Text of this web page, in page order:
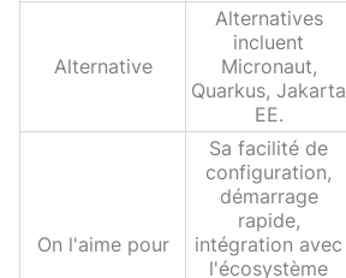
Alternative
Alternatives
incluent
Micronaut,
Quarkus, Jakarta
EE.
On l'aime pour
Sa facilité de
configuration,
démarrage
rapide,
intégration avec
l'écosystème